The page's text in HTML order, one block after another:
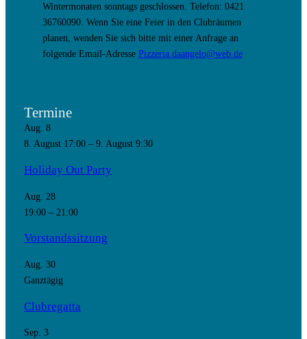
Wintermonaten sonntags geschlossen. Telefon: 0421
36760090. Wenn Sie eine Feier in den Clubräumen
planen, wenden Sie sich bitte mit einer Anfrage an
folgende Email-Adresse Pizzeria.daangelo@web.de
Termine
Aug. 8
8. August 17:00– 9. August 9:30
Holiday Out Party
Aug. 28
19:00– 21:00
Vorstandssitzung
Aug. 30
Ganztägig
Clubregatta
Sep. 3